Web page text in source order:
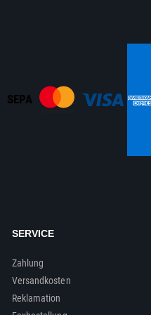
SEPA
SERVICE
Zahlung
Versandkosten
Reklamation